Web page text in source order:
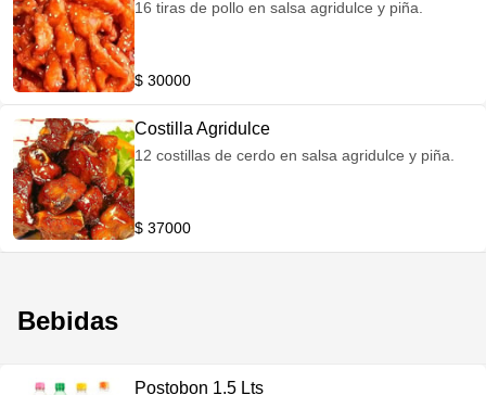
16 tiras de pollo en salsa agridulce y piña.
$ 30000
Costilla Agridulce
12 costillas de cerdo en salsa agridulce y piña.
$ 37000
Bebidas
Postobon 1.5 Lts